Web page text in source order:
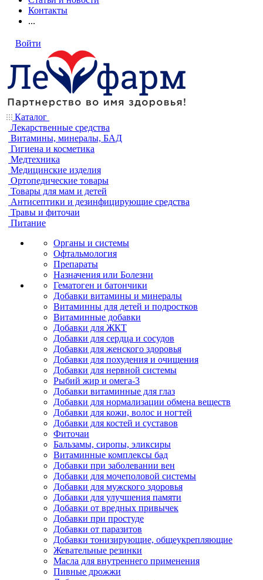
Контакты
...
Войти
Каталог
Лекарственные средства
Витамины, минералы, БАД
Гигиена и косметика
Медтехника
Медицинские изделия
Ортопедические товары
Товары для мам и детей
Антисептики и дезинфицирующие средства
Травы и фиточаи
Питание
Органы и системы
Офтальмология
Препараты
Назначения или Болезни
Гематоген и батончики
Добавки витамины и минералы
Витаминны для детей и подростков
Витаминные добавки
Добавки для ЖКТ
Добавки для сердца и сосудов
Добавки для женского здоровья
Добавки для похудения и очищения
Добавки для нервной системы
Рыбий жир и омега-3
Добавки витаминные для глаз
Добавки для нормализации обмена веществ
Добавки для кожи, волос и ногтей
Добавки для костей и суставов
Фиточаи
Бальзамы, сиропы, эликсиры
Витаминные комплексы бад
Добавки при заболевании вен
Добавки для мочеполовой системы
Добавки для мужского здоровья
Добавки для улучшения памяти
Добавки от вредных привычек
Добавки при простуде
Добавки от паразитов
Добавки тонизирующие, общеукрепляющие
Жевательные резинки
Масла для внутреннего применения
Пивные дрожжи